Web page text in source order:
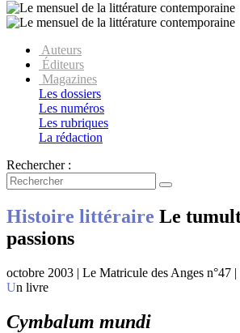
Auteurs
Éditeurs
Magazines
Les dossiers
Les numéros
Les rubriques
La rédaction
Rechercher :
Histoire littéraire Le
passions
octobre 2003 | Le Matricule des Anges n°47
Un livre
Cymbalum mundi